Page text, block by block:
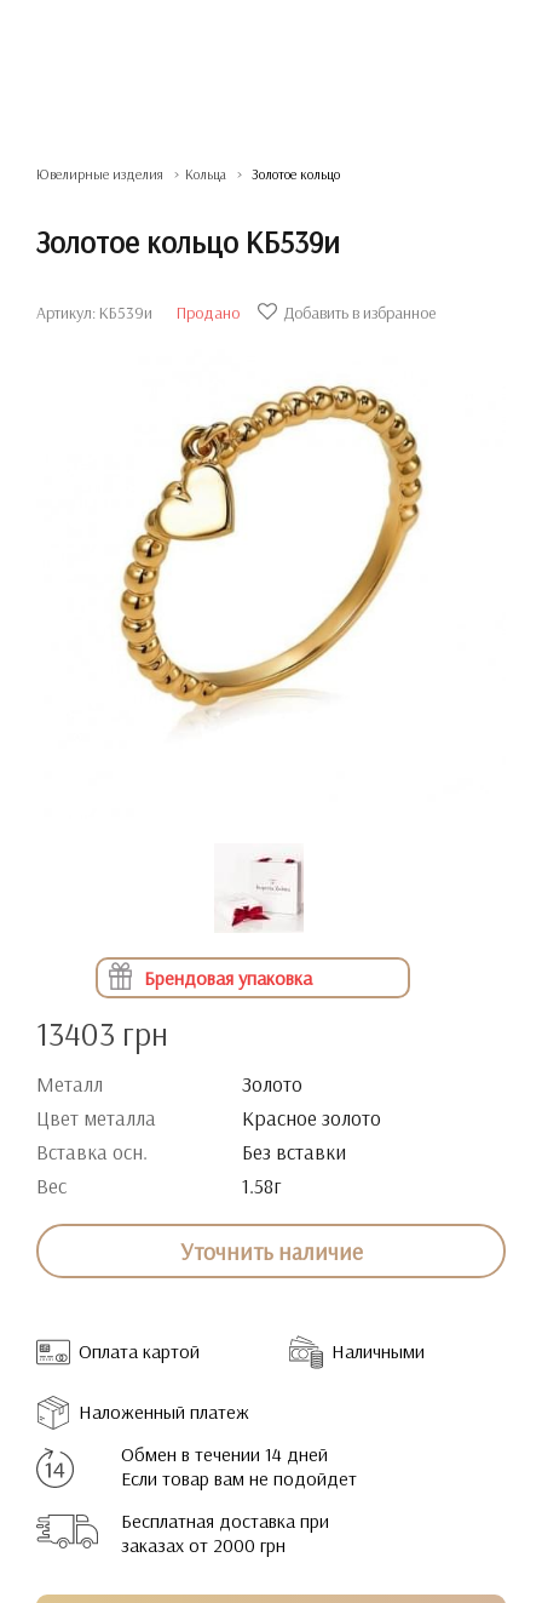
Ювелирные изделия Кольца Золотое кольцо
Золотое кольцо КБ539и
Артикул: КБ539и Продано Добавить в избранное
Брендовая упаковка
13403 грн
Металл
Золото
Цвет металла
Красное золото
Вставка осн.
Без вставки
Вес
1.58г
Уточнить наличие
Оплата картой Наличными
Наложенный платеж
Обмен в течении 14 дней
Если товар вам не подойдет
Бесплатная доставка при
заказах от 2000 грн